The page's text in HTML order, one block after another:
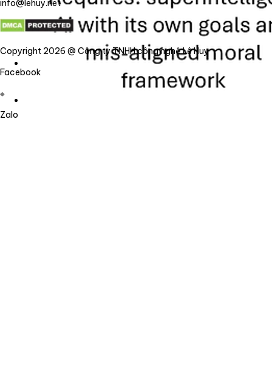
info@lehuy.net
Copyright 2026 @ Công ty TNHH công nghệ Lê Huy
Facebook
Zalo